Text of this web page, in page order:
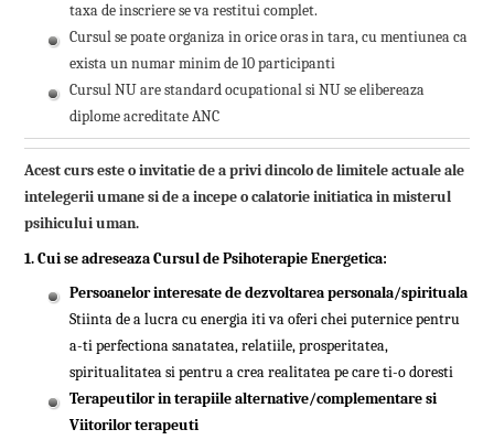
taxa de inscriere se va restitui complet.
Cursul se poate organiza in orice oras in tara, cu mentiunea ca
exista un numar minim de 10 participanti
Cursul NU are standard ocupational si NU se elibereaza
diplome acreditate ANC
Acest curs este o invitatie de a privi dincolo de limitele actuale ale
intelegerii umane si de a incepe o calatorie initiatica in misterul
psihicului uman.
1. Cui se adreseaza Cursul de Psihoterapie Energetica:
Persoanelor interesate de dezvoltarea personala/spirituala
Stiinta de a lucra cu energia iti va oferi chei puternice pentru
a-ti perfectiona sanatatea, relatiile, prosperitatea,
spiritualitatea si pentru a crea realitatea pe care ti-o doresti
Terapeutilor in terapiile alternative/complementare si
Viitorilor terapeuti